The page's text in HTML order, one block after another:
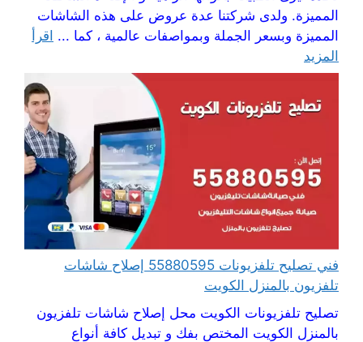
المميزة. ولدى شركتنا عدة عروض على هذه الشاشات
المميزة وبسعر الجملة وبمواصفات عالمية ، كما ... اقرأ
المزيد
فني تصليح تلفزيونات 55880595 إصلاح شاشات
تلفزيون بالمنزل الكويت
تصليح تلفزيونات الكويت محل إصلاح شاشات تلفزيون
بالمنزل الكويت المختص بفك و تبديل كافة أنواع